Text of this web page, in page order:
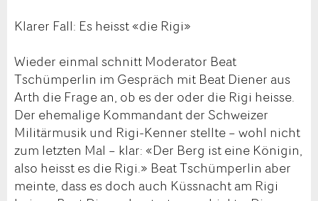
Klarer Fall: Es heisst «die Rigi»
Wieder einmal schnitt Moderator Beat
Tschümperlin im Gespräch mit Beat Diener aus
Arth die Frage an, ob es der oder die Rigi heisse.
Der ehemalige Kommandant der Schweizer
Militärmusik und Rigi-Kenner stellte – wohl nicht
zum letzten Mal – klar: «Der Berg ist eine Königin,
also heisst es die Rigi.» Beat Tschümperlin aber
meinte, dass es doch auch Küssnacht am Rigi